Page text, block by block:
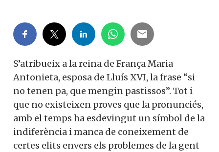
S’atribueix a la reina de França Maria
Antonieta, esposa de Lluís XVI, la frase “si
no tenen pa, que mengin pastissos”. Tot i
que no existeixen proves que la pronunciés,
amb el temps ha esdevingut un símbol de la
indiferència i manca de coneixement de
certes elits envers els problemes de la gent